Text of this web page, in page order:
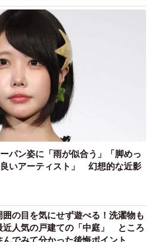
パン姿に「雨が似合う」「脚めっ
いアーティスト」 幻想的な近影
囲の目を気にせず遊べる！洗濯物も
近人気の戸建ての「中庭」 ところ